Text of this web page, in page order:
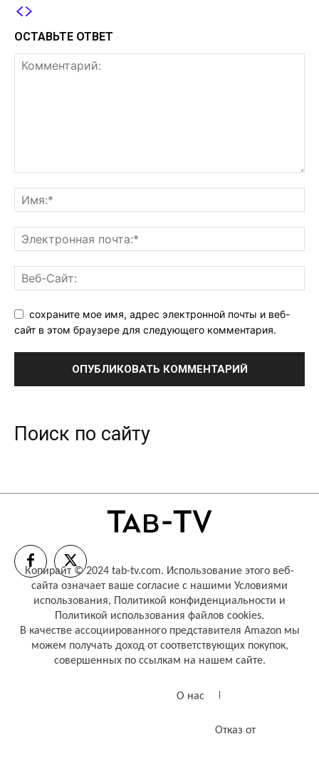
ОСТАВЬТЕ ОТВЕТ
сохраните мое имя, адрес электронной почты и веб-
сайт в этом браузере для следующего комментария.
Поиск по сайту
Копирайт © 2024 tab-tv.com. Использование этого веб-
сайта означает ваше согласие с нашими Условиями
использования, Политикой конфиденциальности и
Политикой использования файлов cookies.
В качестве ассоциированного представителя Amazon мы
можем получать доход от соответствующих покупок,
совершенных по ссылкам на нашем сайте.
О нас
Отказ от